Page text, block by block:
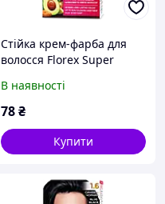
Стійка крем-фарба для
волосся Florex Super
В наявності
78₴
Купити